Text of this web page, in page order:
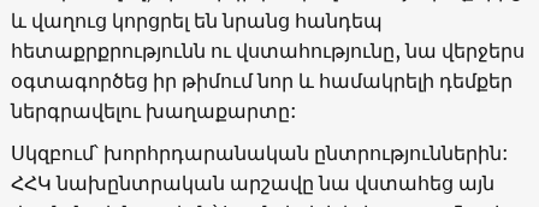
և վաղուց կորցրել են նրանց հանդեպ
հետաքրքրությունն ու վստահությունը, նա վերջերս
օգտագործեց իր թիմում նոր և համակրելի դեմքեր
ներգրավելու խաղաքարտը:
Սկզբում՝ խորհրդարանական ընտրություններին:
ՀՀԿ նախընտրական արշավը նա վստահեց այն